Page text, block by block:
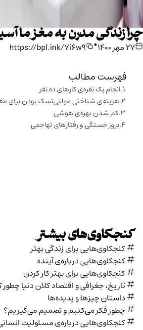
چرا زندگی مدرن به مغز ما
۲۷ مهر ۱۴۰۰ •
https://bpl.ink/7i6w9
فهرست مطالب
انجام یک ‌نفره‌ی کارهای ده نفر
هزینه‌ی شناختی مولتی‌تسک بودن برای
کم شدن بهره‌ی هوشی
بروز خستگی و رفتارهای تهاجمی
کنجکاوی‌های بیشتر
کنجکاوی‌هایی برای زندگی بهتر
کنجکاوی‌هایی درباره‌ی آينده
کنجکاوی‌هایی برای بهتر کار کردن
تاریخ،‌ جغرافی و اقتصاد کلان دنیا
داستان چیزها و پدیده‌ها
چطور فکر می‌کنیم و تصمیم می‌گیریم؟
کنجکاوی‌هایی درباره‌ی مسئولیت